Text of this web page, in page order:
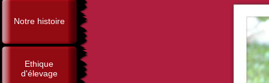
Notre histoire
Ethique
d'élevage